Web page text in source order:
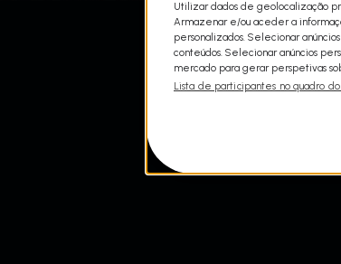
Utilizar dados de geolocalização
Armazenar e/ou aceder a
personalizados. Selecionar
conteúdos. Selecionar anúncios
mercado para gerar perspetivas
Lista de participantes no quadro do